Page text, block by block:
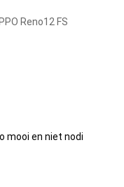
Reno12 FS
mooi en niet nodi